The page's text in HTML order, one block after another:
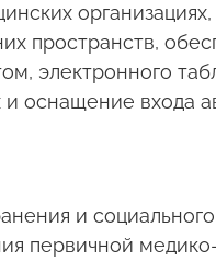
пространств,
электронного
оснащение входа
и
первичной